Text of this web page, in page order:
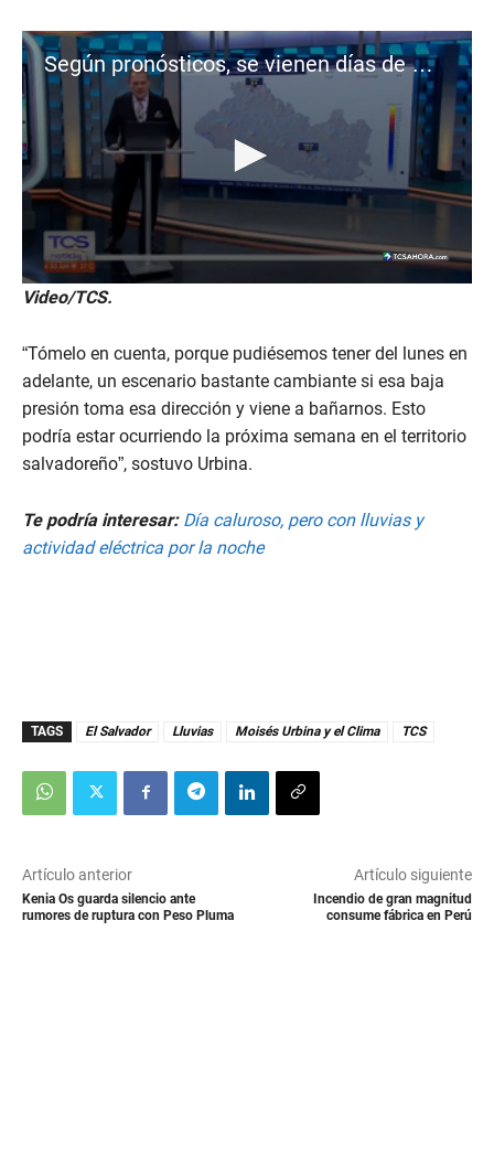
Según pronósticos, se vienen días de mucha lluvia en El Salvador
0
s
c
n
s
o
f
1
i
u
n
d
Video/TCS.
“Tómelo en cuenta, porque pudiésemos tener del lunes en
adelante, un escenario bastante cambiante si esa baja
presión toma esa dirección y viene a bañarnos. Esto
podría estar ocurriendo la próxima semana en el territorio
salvadoreño”, sostuvo Urbina.
Te podría interesar: Día caluroso, pero con lluvias y
actividad eléctrica por la noche
TAGS El Salvador Lluvias Moisés Urbina y el Clima TCS
Artículo anterior
Kenia Os guarda silencio ante
rumores de ruptura con Peso Pluma
Artículo siguiente
Incendio de gran magnitud
consume fábrica en Perú